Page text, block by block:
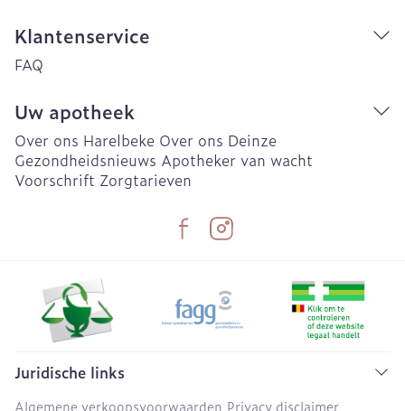
Klantenservice
FAQ
Uw apotheek
Over ons Harelbeke Over ons Deinze
Gezondheidsnieuws Apotheker van wacht
Voorschrift Zorgtarieven
Juridische links
Algemene verkoopsvoorwaarden Privacy disclaimer